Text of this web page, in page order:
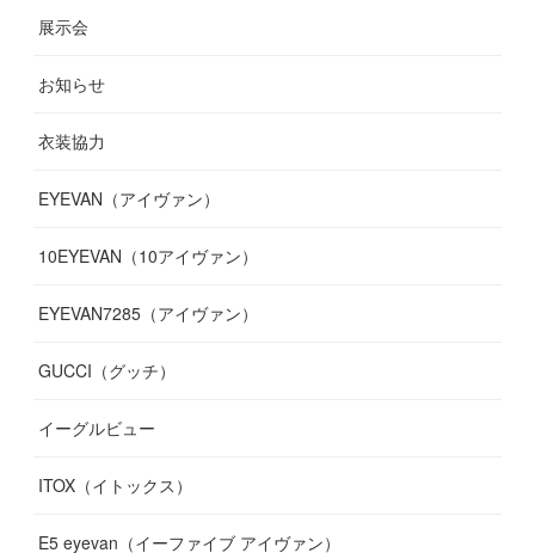
(14
(8
(9
(14
(19
(12)
(10)
(12
(10
(17)
(11)
(10)
(9
(7
(7
(10)
(11)
12)
(3
(7
(13)
(11)
(13)
7)
(12)
( 6
(5
(8)
(12)
11)
(13)
(13)
(10)
(10)
13)
(16)
(14)
(17)
展示会
お知らせ
衣装協力
EYEVAN（アイヴァン）
10EYEVAN（10アイヴァン）
EYEVAN7285（アイヴァン）
GUCCI（グッチ）
イーグルビュー
ITOX（イトックス）
E5 eyevan（イーファイブ アイヴァン）